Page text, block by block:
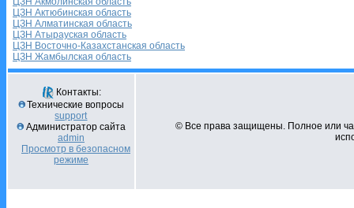
ЦЗН Актюбинская область
ЦЗН Алматинская область
ЦЗН Атырауская область
ЦЗН Восточно-Казахстанская область
ЦЗН Жамбылская область
Контакты:
Технические вопросы
support
Администратор сайта
admin
Просмотр в безопасном
режиме
© Все права защищены. Полное или